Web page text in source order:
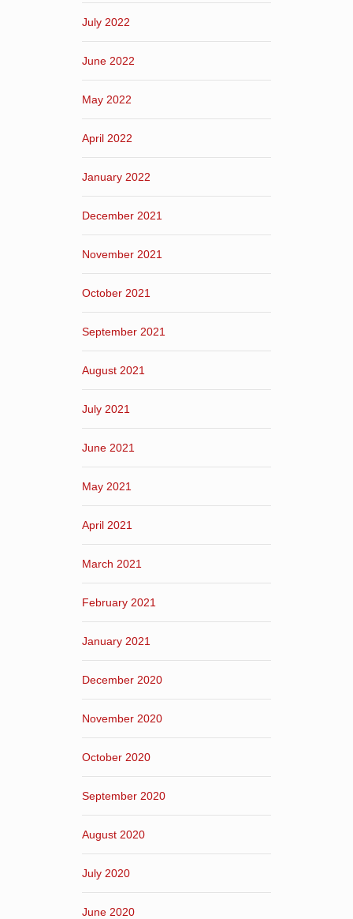
July 2022
June 2022
May 2022
April 2022
January 2022
December 2021
November 2021
October 2021
September 2021
August 2021
July 2021
June 2021
May 2021
April 2021
March 2021
February 2021
January 2021
December 2020
November 2020
October 2020
September 2020
August 2020
July 2020
June 2020